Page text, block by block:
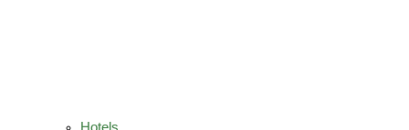
Hotels